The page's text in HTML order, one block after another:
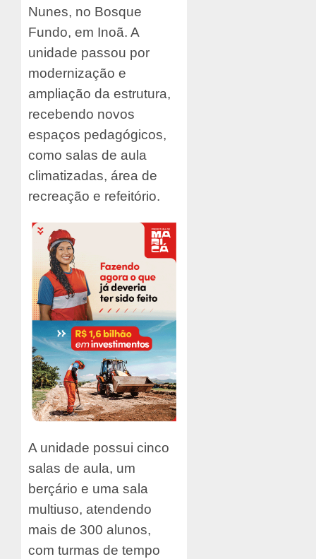
Nunes, no Bosque
Fundo, em Inoã. A
unidade passou por
modernização e
ampliação da estrutura,
recebendo novos
espaços pedagógicos,
como salas de aula
climatizadas, área de
recreação e refeitório.
A unidade possui cinco
salas de aula, um
berçário e uma sala
multiuso, atendendo
mais de 300 alunos,
com turmas de tempo